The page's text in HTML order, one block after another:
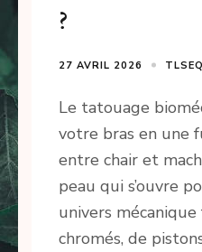
?
27 AVRIL 2026
Le tatouage
votre bras en une
entre chair et
peau qui s’ouvre
univers mécanique
chromés, de